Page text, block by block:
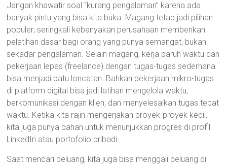
Jangan khawatir soal “kurang pengalaman” karena ada
banyak pintu yang bisa kita buka. Magang tetap jadi pilihan
populer; seringkali kebanyakan perusahaan memberikan
pelatihan dasar bagi orang yang punya semangat, bukan
sekadar pengalaman. Selain magang, kerja paruh waktu dan
pekerjaan lepas (freelance) dengan tugas-tugas sederhana
bisa menjadi batu loncatan. Bahkan pekerjaan mikro-tugas
di platform digital bisa jadi latihan mengelola waktu,
berkomunikasi dengan klien, dan menyelesaikan tugas tepat
waktu. Ketika kita rajin mengerjakan proyek-proyek kecil,
kita juga punya bahan untuk menunjukkan progres di profil
LinkedIn atau portofolio pribadi.
Saat mencari peluang, kita juga bisa menggali peluang di